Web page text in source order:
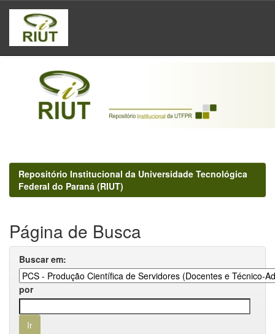
Skip
navigation
Repositório Institucional da Universidade Tecnológica
Federal do Paraná (RIUT)
Página de Busca
Buscar em:
por